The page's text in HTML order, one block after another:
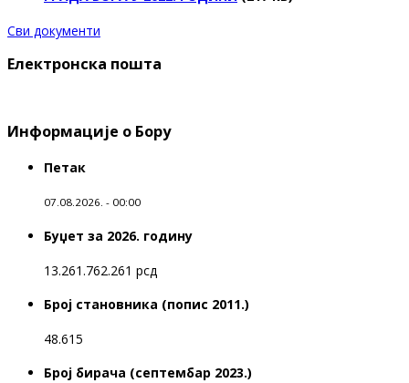
Сви документи
Електронска пошта
Информације о Бору
Петак
07.08.2026. - 00:00
Буџет за 2026. годину
13.261.762.261 рсд
Број становника (попис 2011.)
48.615
Број бирача (септембар 2023.)